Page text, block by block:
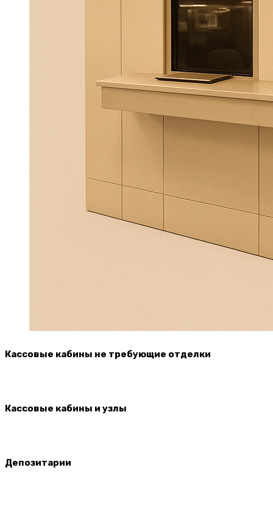
Кассовые кабины не требующие отделки
Кассовые кабины и узлы
Депозитарии